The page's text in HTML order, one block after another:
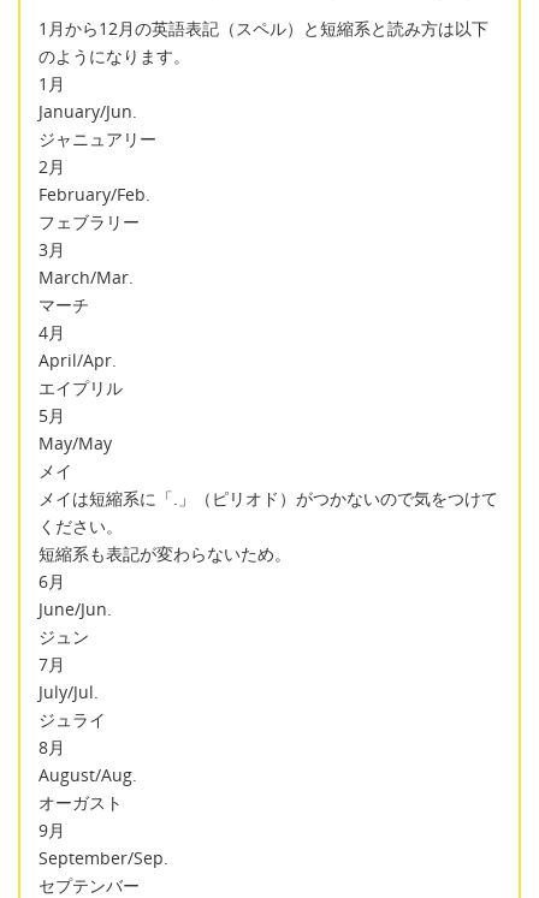
1月から12月の英語表記（スペル）と短縮系と読み方は以下
のようになります。
1月
January/Jun.
ジャニュアリー
2月
February/Feb.
フェブラリー
3月
March/Mar.
マーチ
4月
April/Apr.
エイプリル
5月
May/May
メイ
メイは短縮系に「.」（ピリオド）がつかないので気をつけて
ください。
短縮系も表記が変わらないため。
6月
June/Jun.
ジュン
7月
July/Jul.
ジュライ
8月
August/Aug.
オーガスト
9月
September/Sep.
セプテンバー